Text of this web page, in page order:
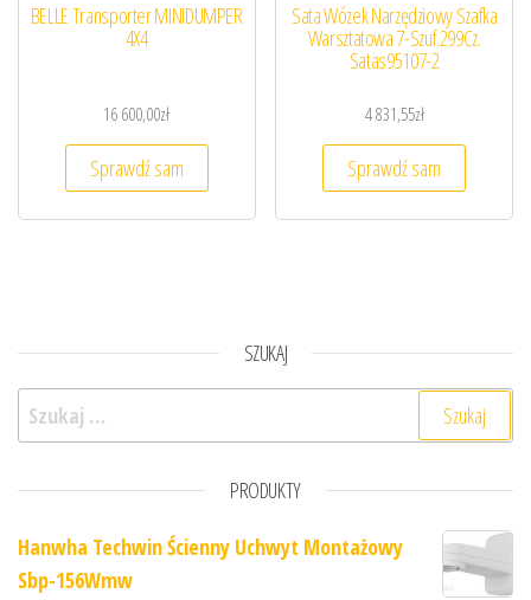
BELLE Transporter MINIDUMPER
4X4
16 600,00zł
Sprawdź sam
Sata Wózek Narzędziowy Szafka
Warsztatowa 7-Szuf.299Cz.
Satas95107-2
4 831,55zł
Sprawdź sam
SZUKAJ
Szukaj:
PRODUKTY
Hanwha Techwin Ścienny Uchwyt Montażowy
Sbp-156Wmw